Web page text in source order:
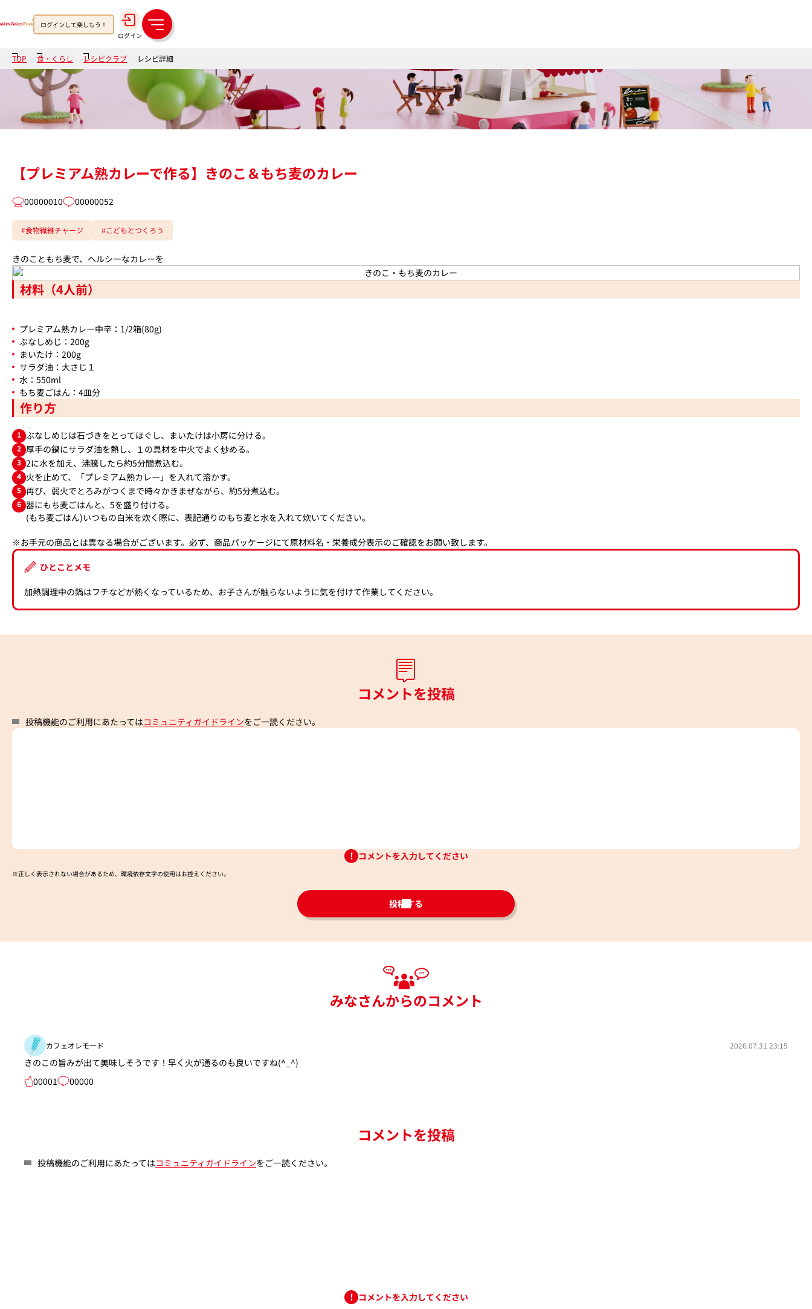
ログインして楽しもう！
ログイン
メ
ニ
ュ
ー
TOP 食・くらし レシピクラブ レシピ詳細
【プレミアム熟カレーで作る】きのこ＆もち麦のカレー
00000010 00000052
#食物繊維チャージ #こどもとつくろう
きのこともち麦で、ヘルシーなカレーを
材料（4人前）
プレミアム熟カレー中辛：1/2箱(80g)
ぶなしめじ：200g
まいたけ：200g
サラダ油：大さじ１
水：550ml
もち麦ごはん：4皿分
作り方
1 ぶなしめじは石づきをとってほぐし、まいたけは小房に分ける。
2 厚手の鍋にサラダ油を熱し、１の具材を中火でよく炒める。
3 2に水を加え、沸騰したら約5分間煮込む。
4 火を止めて、「プレミアム熟カレー」を入れて溶かす。
5 再び、弱火でとろみがつくまで時々かきまぜながら、約5分煮込む。
6 器にもち麦ごはんと、5を盛り付ける。
(もち麦ごはん)いつもの白米を炊く際に、表記通りのもち麦と水を入れて炊いてください。
※お手元の商品とは異なる場合がございます。必ず、商品パッケージにて原材料名・栄養成分表示のご確認をお願い致します。
ひとことメモ
加熱調理中の鍋はフチなどが熱くなっているため、お子さんが触らないように気を付けて作業してください。
コメントを投稿
投稿機能のご利用にあたってはコミュニティガイドラインをご一読ください。
コメントを入力してください
※正しく表示されない場合があるため、環境依存文字の使用はお控えください。​
投稿する
みなさんからのコメント
カフェオレモード 2026.07.31 23:15
きのこの旨みが出て美味しそうです！早く火が通るのも良いですね(^_^)
00001
00000
コメントを投稿
投稿機能のご利用にあたってはコミュニティガイドラインをご一読ください。
コメントを入力してください